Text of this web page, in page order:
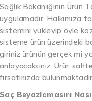
Sağlık Bakanlığının
uygulamadır. Halkımıza
sistemini yükleyip öyle
sisteme ürün üzerindeki
giriniz ürünün gerçek mi
anlayacaksınız. Ürün
fırsatınızda
Saç Beyazlamasını